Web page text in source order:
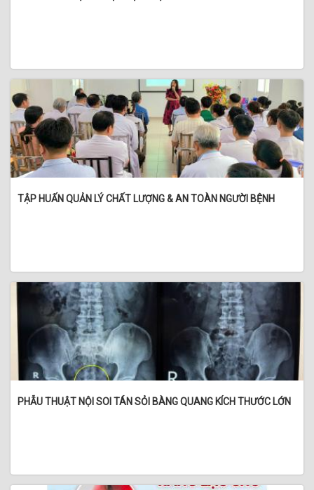
TẬP HUẤN QUẢN LÝ CHẤT LƯỢNG & AN TOÀN NGƯỜI BỆNH
PHẪU THUẬT NỘI SOI TÁN SỎI BÀNG QUANG KÍCH THƯỚC LỚN